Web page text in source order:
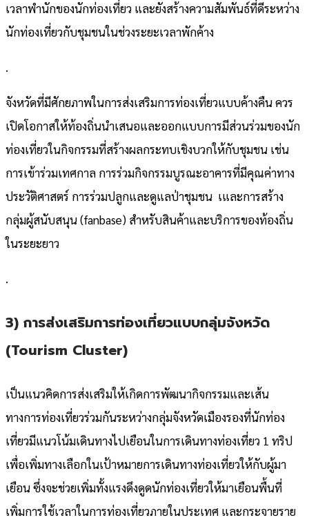
เวลาพำนักของนักท่องเที่ยว และยังสร้างความสัมพันธ์ที่ดีระหว่าง
นักท่องเที่ยวกับชุมชนในช่วงระยะเวลาพักค้าง
.
จังหวัดที่มีศักยภาพในการส่งเสริมการท่องเที่ยวแบบค้างคืน ควร
เปิดโอกาสให้ท้องถิ่นนำเสนอและออกแบบการมีส่วนร่วมของนัก
ท่องเที่ยวในกิจกรรมที่สร้างผลกระทบเชิงบวกให้กับชุมชน เช่น
การเข้าร่วมเทศกาล การร่วมกิจกรรมบูรณะอาคารที่มีคุณค่าทาง
ประวัติศาสตร์ การร่วมปลูกและดูแลป่าชุมชน เและการสร้าง
กลุ่มผู้สนับสนุน (fanbase) สำหรับสินค้าและบริการของท้องถิ่น
ในระยะยาว
.
3) การส่งเสริมการท่องเที่ยวแบบกลุ่มจังหวัด
(Tourism Cluster)
เป็นแนวคิดการส่งเสริมให้เกิดการพัฒนากิจกรรมและเส้น
ทางการท่องเที่ยวร่วมกันระหว่างกลุ่มจังหวัดเมืองรองที่นักท่อง
เที่ยวมีแนวโน้มเดินทางไปเยือนในการเดินทางท่องเที่ยว 1 ทริป
เพื่อเพิ่มทางเลือกในเป้าหมายการเดินทางท่องเที่ยวให้กับผู้มา
เยือน ซึ่งจะช่วยเพิ่มทั้งแรงดึงดูดนักท่องเที่ยวให้มาเยือนพื้นที่
เพิ่มการใช้เวลาในการท่องเที่ยวภายในประเทศ และกระจายราย